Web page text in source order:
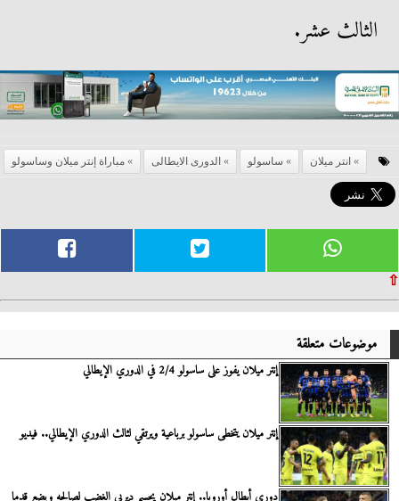
الثالث عشر.
انتر ميلان ساسولو الدورى الايطالى مباراة إنتر ميلان وساسولو
⇧
موضوعات متعلقة
إنتر ميلان يفوز على ساسولو 2/4 في الدوري الإيطالي
إنتر ميلان يتخطى ساسولو برباعية ويرتقي لثالث الدوري الإيطالي.. فيديو